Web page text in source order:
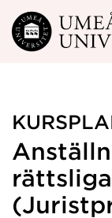
Hoppa direkt